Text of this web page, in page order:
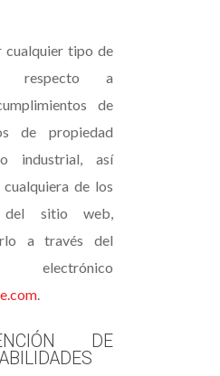
cualquier tipo de
respecto a
de
de propiedad
industrial, así
de los
del sitio web,
a través del
.
DE